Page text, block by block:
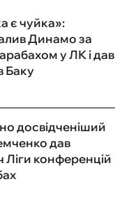
є чуйка»:
Динамо за
у ЛК і дав
Баку
досвідченіший
дав
Ліги конференцій